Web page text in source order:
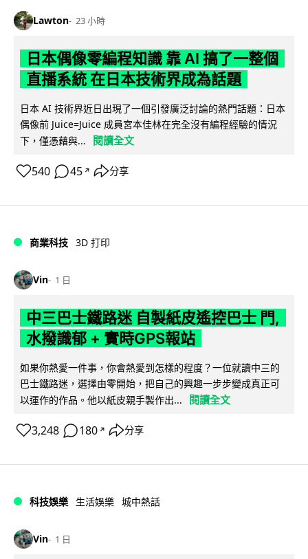
Lawton 23 小時
日本偶像零編程知識 靠 AI 搞了一整個
直播系統 在日本技術界成為話題
日本 AI 技術界近日出現了一個引發廣泛討論的熱門話題：日本
偶像前 Juice=Juice 成員宮本佳林在完全沒有編程經驗的情況
下，僅憑藉與...
閱讀全文
540 45 ↗ 分享
商業科技 3D 打印
Vin 1 日
中三巴士鐵路迷 自製紙皮遙控巴士 門,
水撥識郁 + 實時GPS報站
如果你熱愛一件事，你會熱愛到怎樣的程度？一位就讀中三的
巴士鐵路迷，選擇由零開始，把自己的興趣一步步變成真正可
以運作的作品。他以紙皮親手製作出...
閱讀全文
3,248 180 ↗ 分享
科技娛樂 生活娛樂 城中熱話
Vin 1 日